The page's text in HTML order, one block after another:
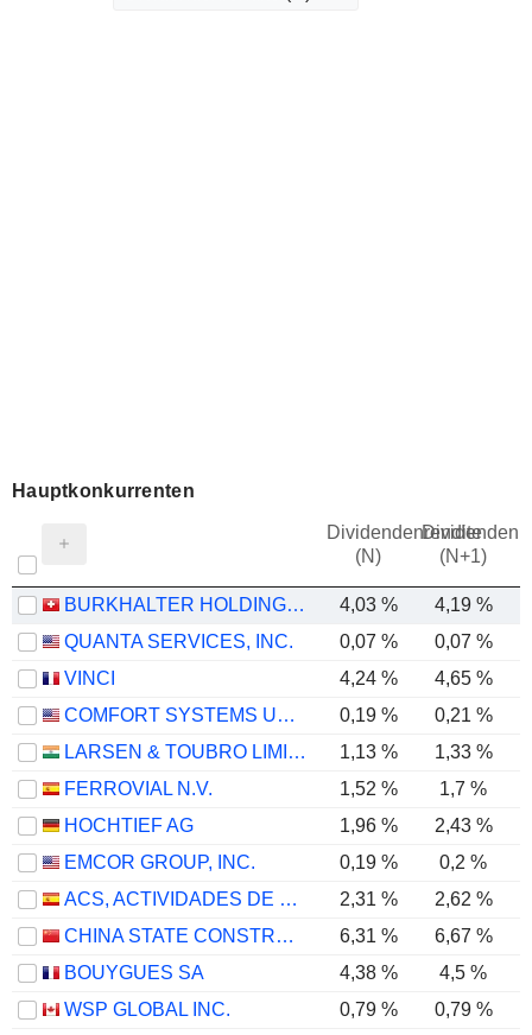
Hauptkonkurrenten
Dividendenrendite
(N)
(N+1)
BURKHALTER HOLDING AG 4,03 % 4,19 %
QUANTA SERVICES, INC.
0,07 % 0,07 %
VINCI
4,24 % 4,65 %
COMFORT SYSTEMS USA, INC.
0,19 % 0,21 %
LARSEN & TOUBRO LIMITED
1,13 % 1,33 %
FERROVIAL N.V.
1,52 % 1,7 %
HOCHTIEF AG
1,96 % 2,43 %
EMCOR GROUP, INC.
0,19 % 0,2 %
ACS, ACTIVIDADES DE CONSTRUCCIÓN Y SERVICIOS, S.A.
2,31 %
2,62 %
CHINA STATE CONSTRUCTION ENGINEERING CORPORATION LIMITED
6,31 %
6,67 %
BOUYGUES SA
4,38 % 4,5 %
WSP GLOBAL INC.
0,79 %
0,79 %